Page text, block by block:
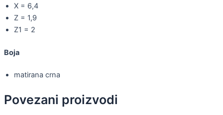
X = 6,4
Z = 1,9
Z1 = 2
Boja
matirana crna
Povezani proizvodi